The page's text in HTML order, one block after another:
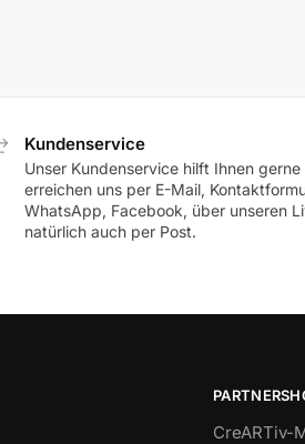
Kundenservice
Unser Kundenservice hilft Ihnen gerne
erreichen uns per E-Mail,
WhatsApp, Facebook, über unseren
natürlich auch per Post.
CreARTiv-